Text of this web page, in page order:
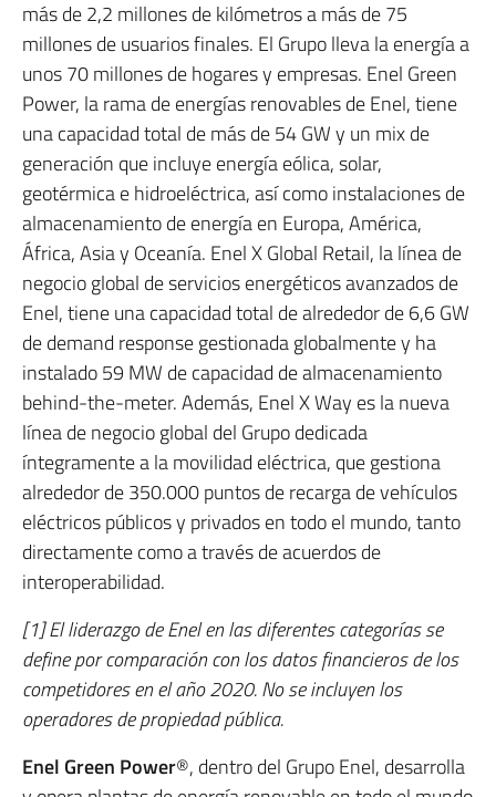
más de 2,2 millones de kilómetros a más de 75
millones de usuarios finales. El Grupo lleva la energía a
unos 70 millones de hogares y empresas. Enel Green
Power, la rama de energías renovables de Enel, tiene
una capacidad total de más de 54 GW y un mix de
generación que incluye energía eólica, solar,
geotérmica e hidroeléctrica, así como instalaciones de
almacenamiento de energía en Europa, América,
África, Asia y Oceanía. Enel X Global Retail, la línea de
negocio global de servicios energéticos avanzados de
Enel, tiene una capacidad total de alrededor de 6,6 GW
de demand response gestionada globalmente y ha
instalado 59 MW de capacidad de almacenamiento
behind-the-meter. Además, Enel X Way es la nueva
línea de negocio global del Grupo dedicada
íntegramente a la movilidad eléctrica, que gestiona
alrededor de 350.000 puntos de recarga de vehículos
eléctricos públicos y privados en todo el mundo, tanto
directamente como a través de acuerdos de
interoperabilidad.
[1] El liderazgo de Enel en las diferentes categorías se
define por comparación con los datos financieros de los
competidores en el año 2020. No se incluyen los
operadores de propiedad pública.
Enel Green Power®, dentro del Grupo Enel, desarrolla